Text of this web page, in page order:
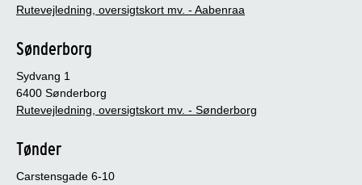
Rutevejledning, oversigtskort mv. - Aabenraa
Sønderborg
Sydvang 1
6400 Sønderborg
Rutevejledning, oversigtskort mv. - Sønderborg
Tønder
Carstensgade 6-10